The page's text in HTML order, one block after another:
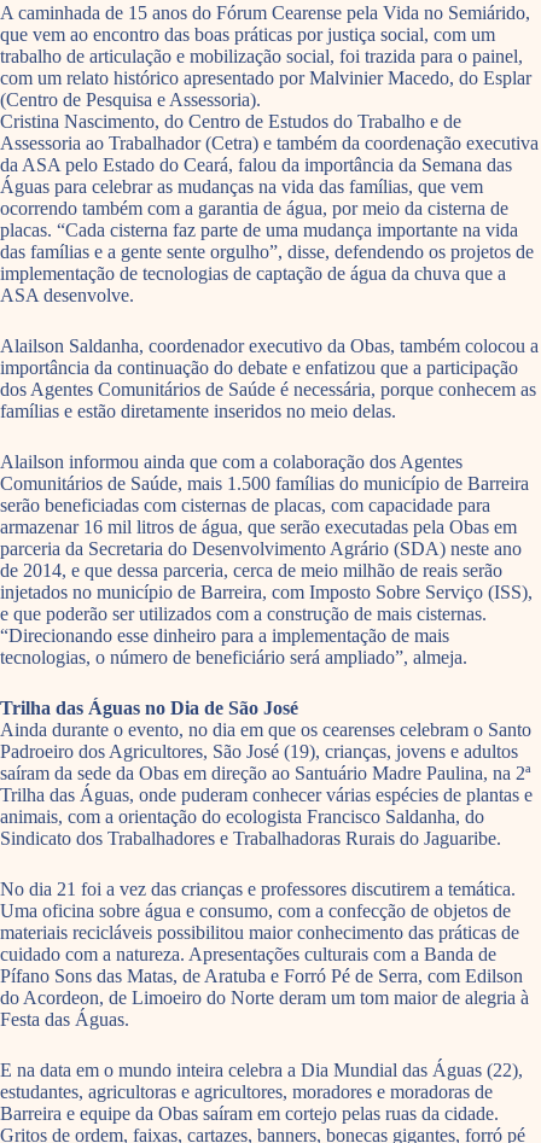
A caminhada de 15 anos do Fórum Cearense pela Vida no Semiárido,
que vem ao encontro das boas práticas por justiça social, com um
trabalho de articulação e mobilização social, foi trazida para o painel,
com um relato histórico apresentado por Malvinier Macedo, do Esplar
(Centro de Pesquisa e Assessoria).
Cristina Nascimento, do Centro de Estudos do Trabalho e de
Assessoria ao Trabalhador (Cetra) e também da coordenação executiva
da ASA pelo Estado do Ceará, falou da importância da Semana das
Águas para celebrar as mudanças na vida das famílias, que vem
ocorrendo também com a garantia de água, por meio da cisterna de
placas. “Cada cisterna faz parte de uma mudança importante na vida
das famílias e a gente sente orgulho”, disse, defendendo os projetos de
implementação de tecnologias de captação de água da chuva que a
ASA desenvolve.
Alailson Saldanha, coordenador executivo da Obas, também colocou a
importância da continuação do debate e enfatizou que a participação
dos Agentes Comunitários de Saúde é necessária, porque conhecem as
famílias e estão diretamente inseridos no meio delas.
Alailson informou ainda que com a colaboração dos Agentes
Comunitários de Saúde, mais 1.500 famílias do município de Barreira
serão beneficiadas com cisternas de placas, com capacidade para
armazenar 16 mil litros de água, que serão executadas pela Obas em
parceria da Secretaria do Desenvolvimento Agrário (SDA) neste ano
de 2014, e que dessa parceria, cerca de meio milhão de reais serão
injetados no município de Barreira, com Imposto Sobre Serviço (ISS),
e que poderão ser utilizados com a construção de mais cisternas.
“Direcionando esse dinheiro para a implementação de mais
tecnologias, o número de beneficiário será ampliado”, almeja.
Trilha das Águas no Dia de São José
Ainda durante o evento, no dia em que os cearenses celebram o Santo
Padroeiro dos Agricultores, São José (19), crianças, jovens e adultos
saíram da sede da Obas em direção ao Santuário Madre Paulina, na 2ª
Trilha das Águas, onde puderam conhecer várias espécies de plantas e
animais, com a orientação do ecologista Francisco Saldanha, do
Sindicato dos Trabalhadores e Trabalhadoras Rurais do Jaguaribe.
No dia 21 foi a vez das crianças e professores discutirem a temática.
Uma oficina sobre água e consumo, com a confecção de objetos de
materiais recicláveis possibilitou maior conhecimento das práticas de
cuidado com a natureza. Apresentações culturais com a Banda de
Pífano Sons das Matas, de Aratuba e Forró Pé de Serra, com Edilson
do Acordeon, de Limoeiro do Norte deram um tom maior de alegria à
Festa das Águas.
E na data em o mundo inteira celebra a Dia Mundial das Águas (22),
estudantes, agricultoras e agricultores, moradores e moradoras de
Barreira e equipe da Obas saíram em cortejo pelas ruas da cidade.
Gritos de ordem, faixas, cartazes, banners, bonecas gigantes, forró pé